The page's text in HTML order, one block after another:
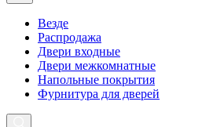
Везде
Распродажа
Двери входные
Двери межкомнатные
Напольные покрытия
Фурнитура для дверей